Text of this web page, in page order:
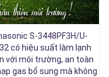
S-3448PF3H/U-
có hiệu suất làm lạnh
với môi trường, an toàn
gas bổ sung mà không